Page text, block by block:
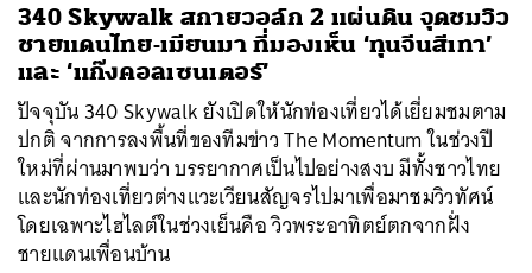
340 Skywalk สกายวอล์ก 2 แผ่นดิน จุดชมวิว
ชายแดนไทย-เมียนมา ที่มองเห็น ‘ทุนจีนสีเทา’
และ ‘แก๊งคอลเซนเตอร์’
ปัจจุบัน 340 Skywalk ยังเปิดให้นักท่องเที่ยวได้เยี่ยมชมตาม
ปกติ จากการลงพื้นที่ของทีมข่าว The Momentum ในช่วงปี
ใหม่ที่ผ่านมาพบว่า บรรยากาศเป็นไปอย่างสงบ มีทั้งชาวไทย
และนักท่องเที่ยวต่างแวะเวียนสัญจรไปมาเพื่อมาชมวิวทัศน์
โดยเฉพาะไฮไลต์ในช่วงเย็นคือ วิวพระอาทิตย์ตกจากฝั่ง
ชายแดนเพื่อนบ้าน